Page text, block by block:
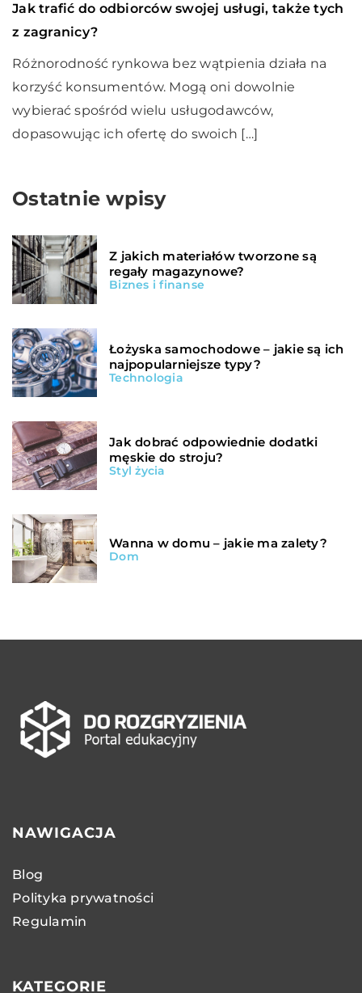
Jak trafić do odbiorców swojej usługi, także tych
z zagranicy?
Różnorodność rynkowa bez wątpienia działa na
korzyść konsumentów. Mogą oni dowolnie
wybierać spośród wielu usługodawców,
dopasowując ich ofertę do swoich […]
Ostatnie wpisy
Z jakich materiałów tworzone są
regały magazynowe?
Biznes i finanse
Łożyska samochodowe – jakie są ich
najpopularniejsze typy?
Technologia
Jak dobrać odpowiednie dodatki
męskie do stroju?
Styl życia
Wanna w domu – jakie ma zalety?
Dom
NAWIGACJA
Blog
Polityka prywatności
Regulamin
KATEGORIE